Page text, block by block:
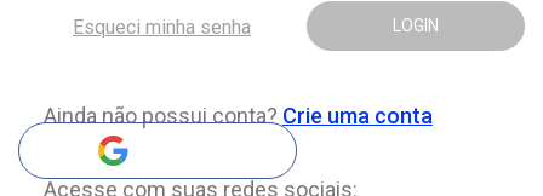
LOGIN
Esqueci minha senha
Ainda não possui conta? Crie uma conta
Acesse com suas redes sociais: